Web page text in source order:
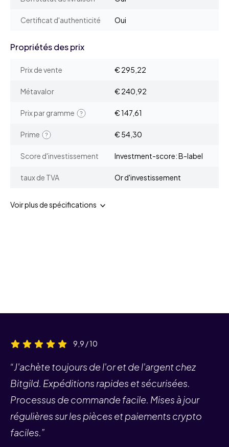
Certificat d'authenticité Oui
Propriétés des prix
Prix de vente € 295,22
Métavalor € 240,92
Prix par gramme € 147,61
Prime € 54,30
Score d'investissement Investment-score: B-label
taux de TVA Or d'investissement
Voir plus de spécifications
9,9 / 10
“J'achète toujours de l'or et de l'argent chez
Bitgild. Expéditions rapides et sécurisées.
Processus de commande facile. Mises à jour
régulières sur les pièces et paiements crypto
faciles.”